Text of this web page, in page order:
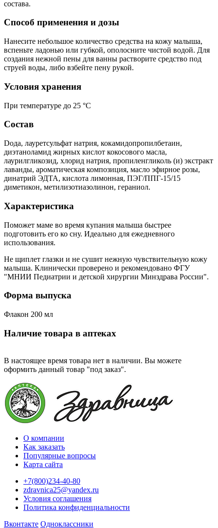
состава.
Способ применения и дозы
Нанесите небольшое количество средства на кожу малыша,
вспеньте ладонью или губкой, ополосните чистой водой. Для
создания нежной пены для ванны растворите средство под
струей воды, либо взбейте пену рукой.
Условия хранения
При температуре до 25 °C
Состав
Dода, лауретсульфат натрия, кокамидопропилбетаин,
диэтаноламид жирных кислот кокосового масла,
лаурилгликозид, хлорид натрия, пропиленгликоль (и) экстракт
лаванды, ароматическая композиция, масло эфирное розы,
динатрий ЭДТА, кислота лимонная, ПЭГ/ППГ-15/15
диметикон, метилизотиазолинон, гераниол.
Характеристика
Поможет маме во время купания малыша быстрее
подготовить его ко сну. Идеально для ежедневного
использования.
Не щиплет глазки и не сушит нежную чувствительную кожу
малыша. Клинически проверено и рекомендовано ФГУ
"МНИИ Педиатрии и детской хирургии Минздрава России".
Форма выпуска
Флакон 200 мл
Наличие товара в аптеках
В настоящее время товара нет в наличии. Вы можете
оформить данный товар "под заказ".
О компании
Как заказать
Популярные вопросы
Карта сайта
+7(800)234-40-80
zdravnica25@yandex.ru
Условия соглашения
Политика конфиденциальности
Вконтакте Одноклассники